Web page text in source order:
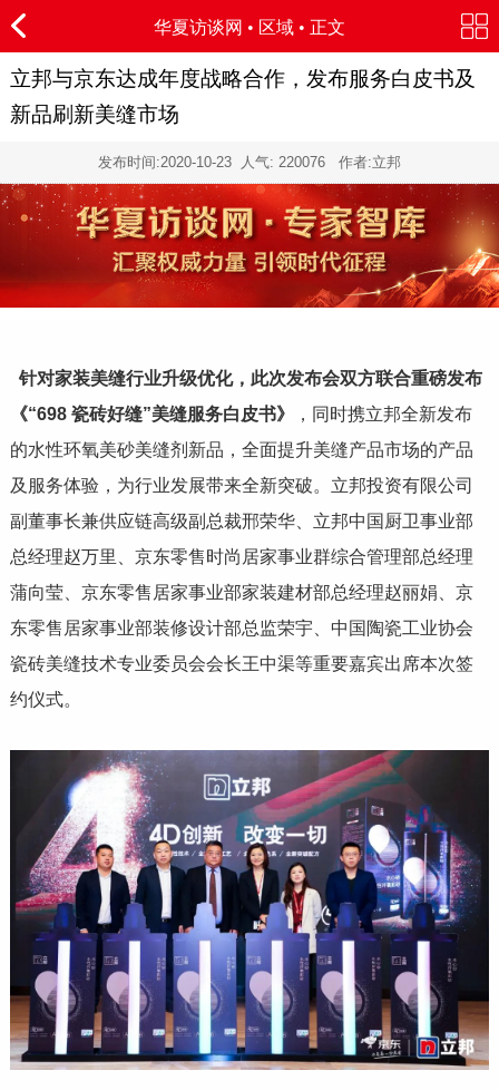
华夏访谈网 • 区域 • 正文
立邦与京东达成年度战略合作，发布服务白皮书及
新品刷新美缝市场
发布时间:2020-10-23 人气: 220076 作者:立邦
针对家装美缝行业升级优化，此次发布会双方联合重磅发布
《“698 瓷砖好缝”美缝服务白皮书》
，同时携立邦全新发布
的水性环氧美砂美缝剂新品，全面提升美缝产品市场的产品
及服务体验，为行业发展带来全新突破。立邦投资有限公司
副董事长兼供应链高级副总裁邢荣华、立邦中国厨卫事业部
总经理赵万里、京东零售时尚居家事业群综合管理部总经理
蒲向莹、京东零售居家事业部家装建材部总经理赵丽娟、京
东零售居家事业部装修设计部总监荣宇、中国陶瓷工业协会
瓷砖美缝技术专业委员会会长王中渠等重要嘉宾出席本次签
约仪式。